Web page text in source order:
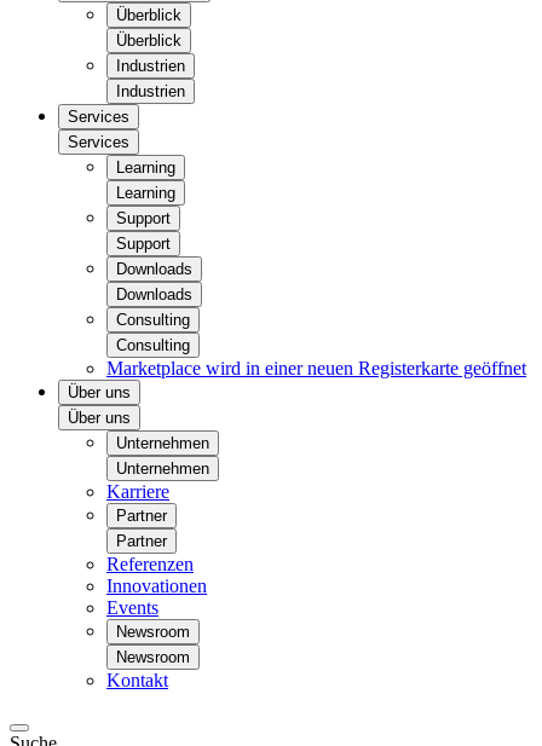
Überblick
Überblick
Industrien
Industrien
Services
Services
Learning
Learning
Support
Support
Downloads
Downloads
Consulting
Consulting
Marketplace wird in einer neuen Registerkarte geöffnet
Über uns
Über uns
Unternehmen
Unternehmen
Karriere
Partner
Partner
Referenzen
Innovationen
Events
Newsroom
Newsroom
Kontakt